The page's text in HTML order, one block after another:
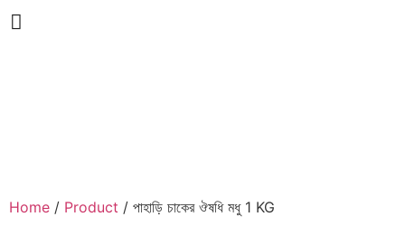
Home / Product / পাহাড়ি চাকের ঔষধি মধু 1 KG